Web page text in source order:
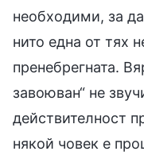
необходими, за
нито една от тях
пренебрегната.
завоюван“ не
действителност
някой човек е